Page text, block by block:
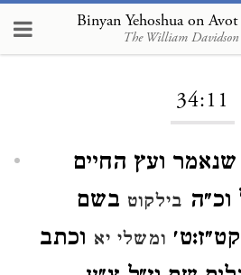
The WilliamLoading...
34:11
שנאמר ועץ החיים
בילקוט בשם
ומשלי יא וכתב